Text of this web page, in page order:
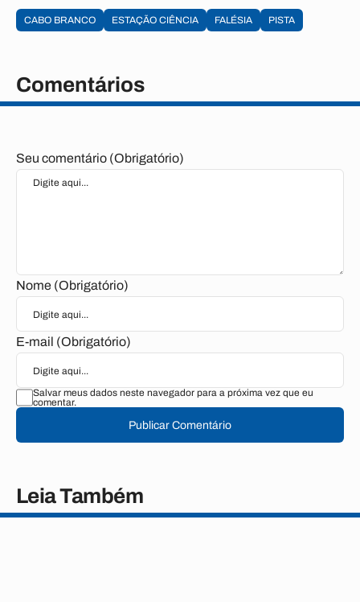
CABO BRANCO ESTAÇÃO CIÊNCIA FALÉSIA PISTA
Comentários
Seu comentário (Obrigatório)
Nome (Obrigatório)
E-mail (Obrigatório)
Salvar meus dados neste navegador para a próxima vez que eu
comentar.
Publicar Comentário
Leia Também